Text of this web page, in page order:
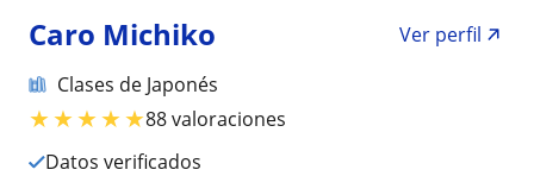
Caro Michiko
Ver perfil
Clases de Japonés
★★★★★88 valoraciones
Datos verificados